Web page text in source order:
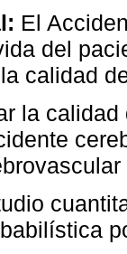
El
del
calidad
la